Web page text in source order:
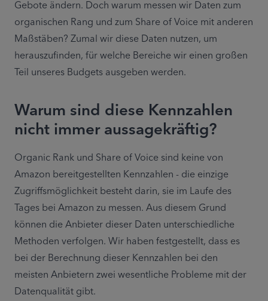
Gebote ändern. Doch warum messen wir Daten zum
organischen Rang und zum Share of Voice mit anderen
Maßstäben? Zumal wir diese Daten nutzen, um
herauszufinden, für welche Bereiche wir einen großen
Teil unseres Budgets ausgeben werden.
Warum sind diese Kennzahlen
nicht immer aussagekräftig?
Organic Rank und Share of Voice sind keine von
Amazon bereitgestellten Kennzahlen - die einzige
Zugriffsmöglichkeit besteht darin, sie im Laufe des
Tages bei Amazon zu messen. Aus diesem Grund
können die Anbieter dieser Daten unterschiedliche
Methoden verfolgen. Wir haben festgestellt, dass es
bei der Berechnung dieser Kennzahlen bei den
meisten Anbietern zwei wesentliche Probleme mit der
Datenqualität gibt.